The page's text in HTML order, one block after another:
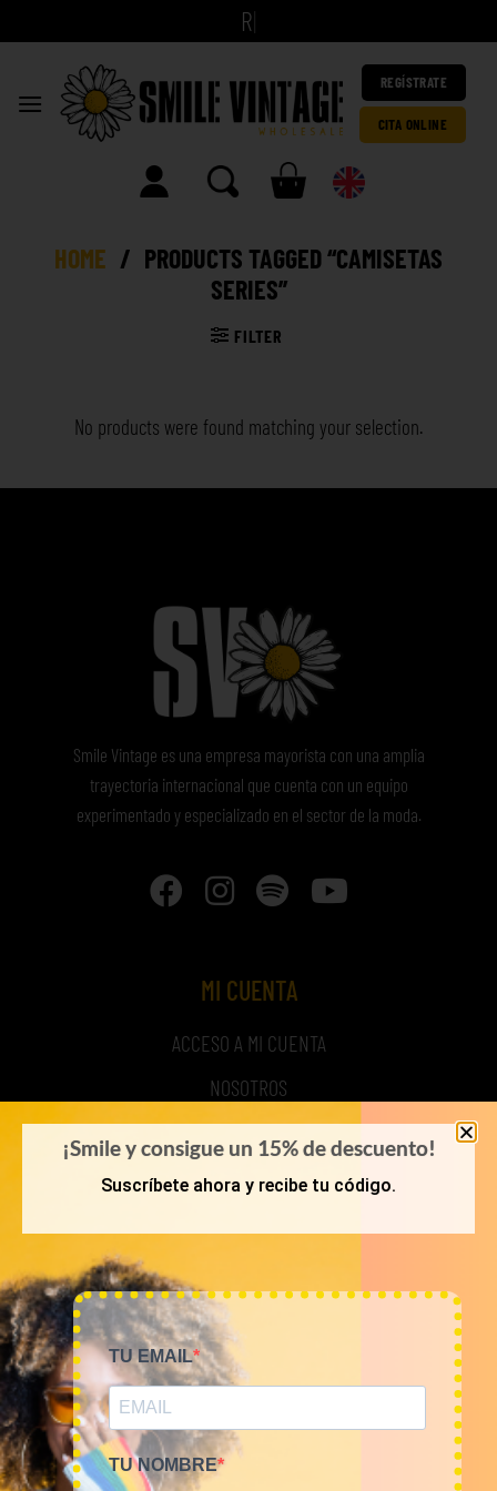
|
REGÍSTRATE
CITA ONLINE
HOME / PRODUCTS TAGGED “CAMISETAS
SERIES”
FILTER
No products were found matching your selection.
Smile Vintage es una empresa mayorista con una amplia
trayectoria internacional que cuenta con un equipo
experimentado y especializado en el sector de la moda.
MI CUENTA
ACCESO A MI CUENTA
NOSOTROS
TIME TO SMILE
BLOG
COMPRA POR KILOS O LOTES
MUJER
HOMBRE
NOVEDADES
¡Smile y consigue un 15% de descuento!
Suscríbete ahora y recibe tu código.
TU EMAIL
TU NOMBRE